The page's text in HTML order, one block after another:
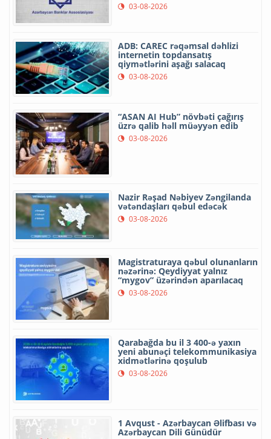
03-08-2026
ADB: CAREC rəqəmsal dəhlizi
internetin topdansatış
qiymətlərini aşağı salacaq
03-08-2026
“ASAN AI Hub” növbəti çağırış
üzrə qalib həll müəyyən edib
03-08-2026
Nazir Rəşad Nəbiyev Zəngilanda
vətəndaşları qəbul edəcək
03-08-2026
Magistraturaya qəbul olunanların
nəzərinə: Qeydiyyat yalnız
“mygov” üzərindən aparılacaq
03-08-2026
Qarabağda bu il 3 400-ə yaxın
yeni abunəçi telekommunikasiya
xidmətlərinə qoşulub
03-08-2026
1 Avqust - Azərbaycan Əlifbası və
Azərbaycan Dili Günüdür